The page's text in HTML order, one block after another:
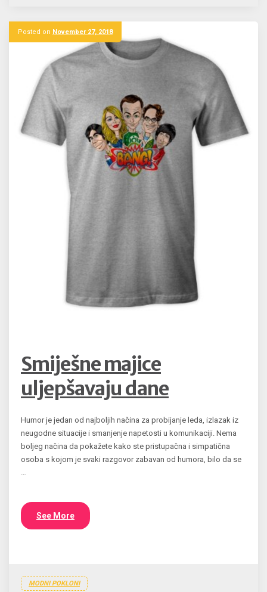
Posted on November 27, 2018
Smiješne majice
uljepšavaju dane
Humor je jedan od najboljih načina za probijanje leda, izlazak iz
neugodne situacije i smanjenje napetosti u komunikaciji. Nema
boljeg načina da pokažete kako ste pristupačna i simpatična
osoba s kojom je svaki razgovor zabavan od humora, bilo da se
See More
MODNI POKLONI